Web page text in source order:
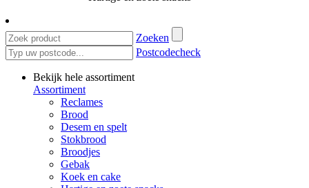
Zoeken
Postcodecheck
Bekijk hele assortiment
Assortiment
Reclames
Brood
Desem en spelt
Stokbrood
Broodjes
Gebak
Koek en cake